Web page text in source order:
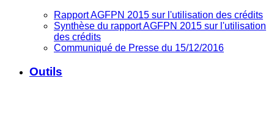
Rapport AGFPN 2015 sur l'utilisation des crédits
Synthèse du rapport AGFPN 2015 sur l'utilisation
des crédits
Communiqué de Presse du 15/12/2016
Outils